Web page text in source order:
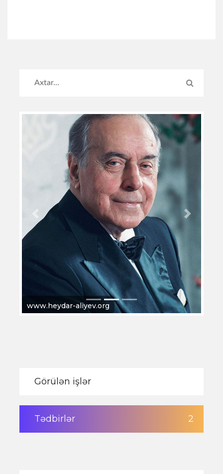
www.heydar-aliyev.org
Previous Next
Görülən işlər
Tədbirlər 2